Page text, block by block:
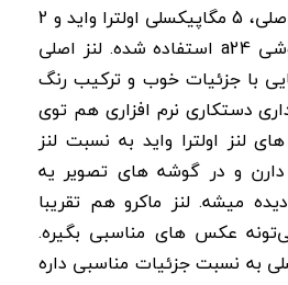
سه تا لنز 50 مگاپیکسلی اصلی، 5 مگاپیکسلی اولترا واید و 2
مگاپیکسلی ماکرو برای گوشی a24 استفاده شده. لنز اصلی
با جزئیات خوب و ترکیب رنگ
دستکاری نرم افزاری هم توی
لنز اولترا واید به نسبت لنز
و در گوشه های تصویر یه
میشه. لنز ماکرو هم تقریبا
عکس های مناسبی بگیره.
۱۳ مگاپیکسلی به نسبت جزئیات مناسبی داره